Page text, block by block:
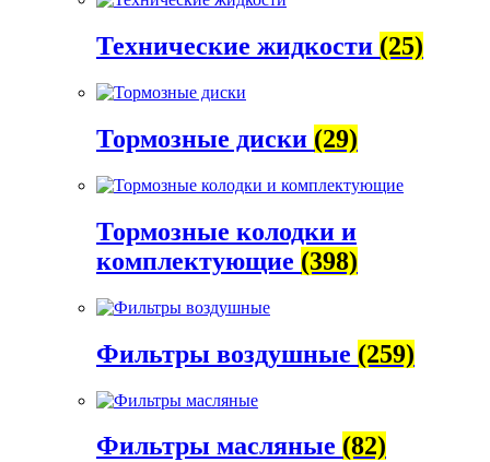
Технические жидкости (25)
Тормозные диски (29)
Тормозные колодки и
комплектующие (398)
Фильтры воздушные (259)
Фильтры масляные (82)